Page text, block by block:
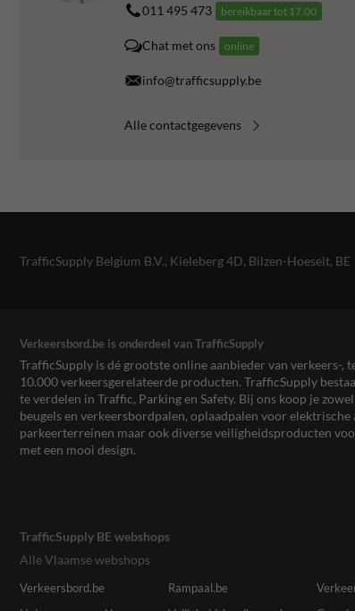
011 495 473 bereikbaar tot 17.00
Chat met ons online
info@trafficsupply.be
Alle contactgegevens
TrafficSupply Belgium B.V., Kieleberg 4D, Bilzen-Hoeselt, BE
Verkeersbord.be is onderdeel van TrafficSupply
TrafficSupply is dé grootste online aanbieder van verkeers-,
10.000 verkeersgerelateerde producten. TrafficSupply
te verdelen in Traffic, Parking en Safety. Bij ons koop je
beugels en verkeersbordpalen, oplaadpalen voor elektrische
parkeerterreinen maar ook diverse veiligheidsproducten
met een mooi design.
TrafficSupply BE webshops
Alle Vlaamse webshops
Verkeersbord.be Rampaal.be